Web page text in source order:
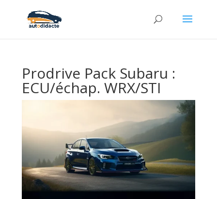
Prodrive Pack Subaru :
ECU/échap. WRX/STI